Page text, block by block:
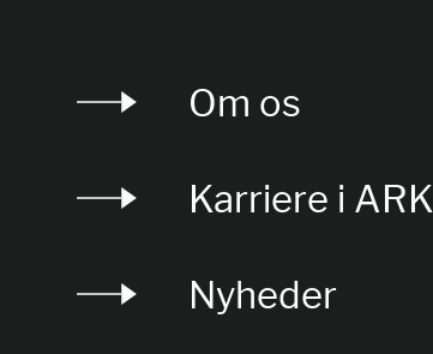
Om os
Karriere i ARK
Nyheder